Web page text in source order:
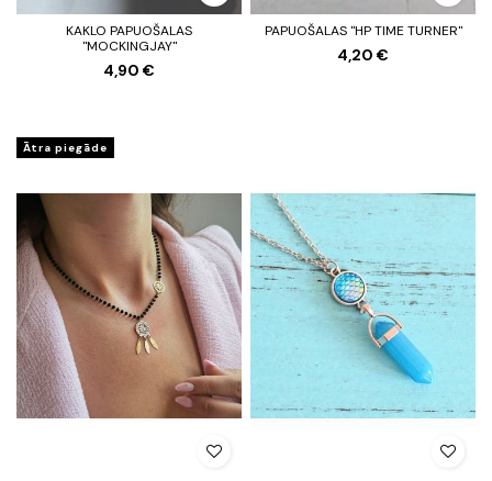
KAKLO PAPUOŠALAS
"MOCKINGJAY"
4,90 €
PAPUOŠALAS "HP TIME TURNER"
4,20 €
Ātra piegāde